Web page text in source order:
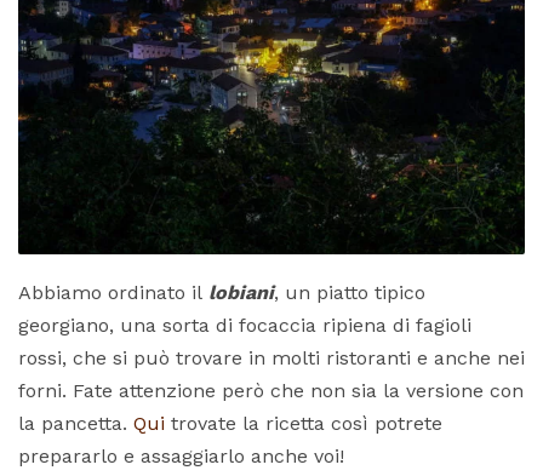
Abbiamo ordinato il lobiani, un piatto tipico
georgiano, una sorta di focaccia ripiena di fagioli
rossi, che si può trovare in molti ristoranti e anche nei
forni. Fate attenzione però che non sia la versione con
la pancetta. Qui trovate la ricetta così potrete
prepararlo e assaggiarlo anche voi!